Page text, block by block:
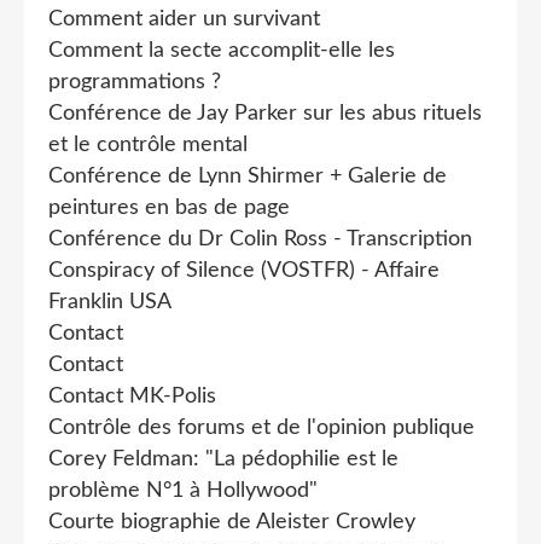
Comment aider un survivant
Comment la secte accomplit-elle les
programmations ?
Conférence de Jay Parker sur les abus rituels
et le contrôle mental
Conférence de Lynn Shirmer + Galerie de
peintures en bas de page
Conférence du Dr Colin Ross - Transcription
Conspiracy of Silence (VOSTFR) - Affaire
Franklin USA
Contact
Contact
Contact MK-Polis
Contrôle des forums et de l'opinion publique
Corey Feldman: "La pédophilie est le
problème N°1 à Hollywood"
Courte biographie de Aleister Crowley